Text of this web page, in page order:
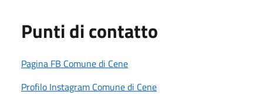
Punti di contatto
Pagina FB Comune di Cene
Profilo Instagram Comune di Cene